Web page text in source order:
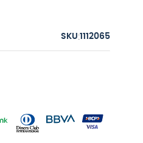
:1112065